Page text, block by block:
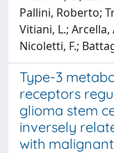
Pallini, Roberto;
Vitiani, L.;
Nicoletti, F.;
Type-3
receptors
glioma stem
inversely
with